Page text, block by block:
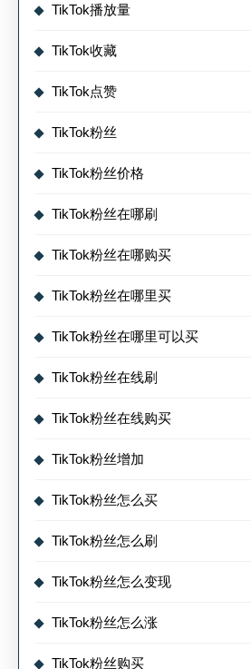
TikTok播放量
TikTok收藏
TikTok点赞
TikTok粉丝
TikTok粉丝价格
TikTok粉丝在哪刷
TikTok粉丝在哪购买
TikTok粉丝在哪里买
TikTok粉丝在哪里可以买
TikTok粉丝在线刷
TikTok粉丝在线购买
TikTok粉丝增加
TikTok粉丝怎么买
TikTok粉丝怎么刷
TikTok粉丝怎么变现
TikTok粉丝怎么涨
TikTok粉丝购买